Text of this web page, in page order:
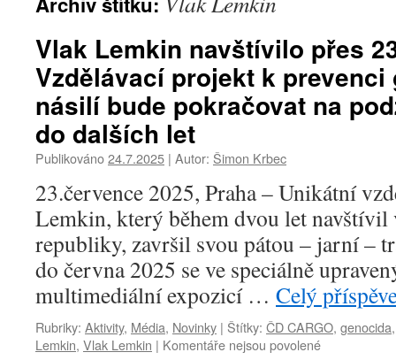
Vlak Lemkin navštívilo přes
Vzdělávací projekt k
násilí bude pokračovat na
do dalších let
Publikováno24.7.2025 | Autor: Šimon Krbec
23.července 2025, Praha – Unikátní
Lemkin, který během dvou let navštívil
republiky, završil svou pátou – jarní –
do června 2025 se ve speciálně
multimediální expozicí … Celý
Rubriky: Aktivity, Média, Novinky | Štítky: ČD CARGO, genocida
Lemkin, Vlak Lemkin | Komentáře nejsou povolené